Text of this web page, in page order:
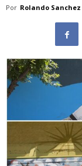
Por Rolando Sanchez